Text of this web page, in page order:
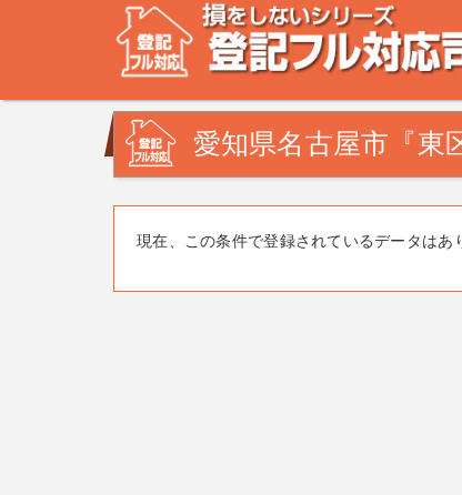
不動産登記の相談なら、登記フル対応司法書士ドッ
みを司法書士・土地家屋調査士が解決致します！
愛知県名古屋市『東
現在、この条件で登録されているデータはあ